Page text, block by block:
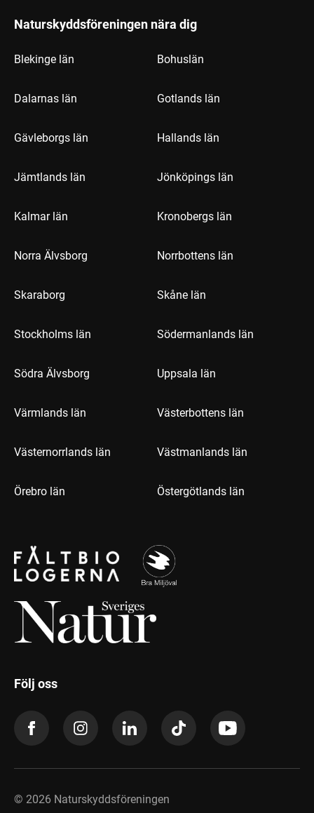
Naturskyddsföreningen nära dig
Blekinge län Bohuslän
Dalarnas län Gotlands län
Gävleborgs län Hallands län
Jämtlands län Jönköpings län
Kalmar län Kronobergs län
Norra Älvsborg Norrbottens län
Skaraborg Skåne län
Stockholms län Södermanlands län
Södra Älvsborg Uppsala län
Värmlands län Västerbottens län
Västernorrlands län Västmanlands län
Örebro län Östergötlands län
Följ oss
© 2026 Naturskyddsföreningen